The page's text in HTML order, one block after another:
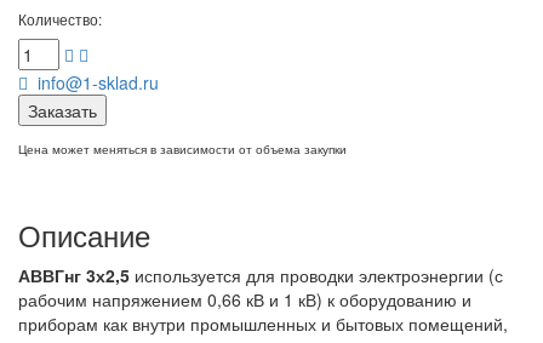
Количество:
info@1-sklad.ru
Заказать
Цена может меняться в зависимости от объема закупки
Описание
АВВГнг 3х2,5 используется для проводки электроэнергии (с
рабочим напряжением 0,66 кВ и 1 кВ) к оборудованию и
приборам как внутри промышленных и бытовых помещений,